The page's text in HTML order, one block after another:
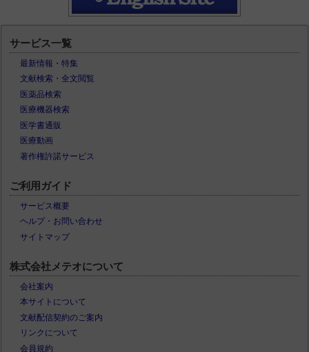
サービス一覧
最新情報・特集
文献検索・全文閲覧
医薬品検索
医療機器検索
医学書通販
医療動画
著作権許諾サービス
ご利用ガイド
サービス概要
ヘルプ・お問い合わせ
サイトマップ
株式会社メテオについて
会社案内
本サイトについて
文献配信契約のご案内
リンクについて
会員規約